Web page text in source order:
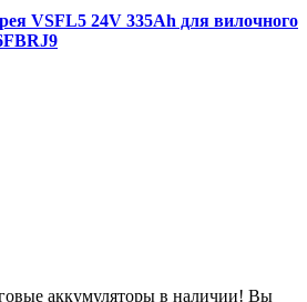
VSFL5 24V 335Ah для вилочного
аккумуляторы в наличии! Вы